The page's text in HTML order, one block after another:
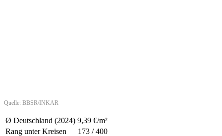
Quelle: BBSR/INKAR
Ø Deutschland (2024) 9,39 €/m²
Rang unter Kreisen
173 / 400